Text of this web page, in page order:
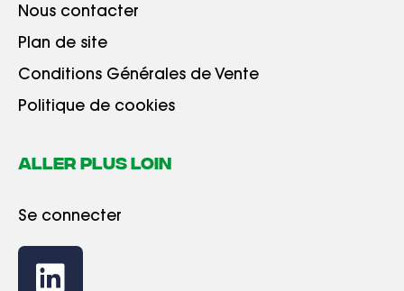
Nous contacter
Plan de site
Conditions Générales de Vente
Politique de cookies
ALLER PLUS LOIN
Se connecter